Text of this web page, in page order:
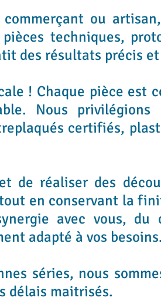
ou
techniques,
des résultats précis
! Chaque pièce est
Nous
certifiés,
de réaliser des
en conservant la
avec vous,
adapté à vos besoins.
séries, nous
délais maitrisés.